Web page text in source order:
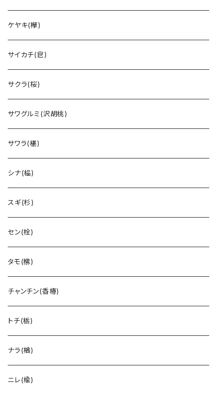
ケヤキ(欅)
サイカチ(皀)
サクラ(桜)
サワグルミ(沢胡桃)
サワラ(椹)
シナ(榀)
スギ(杉)
セン(栓)
タモ(梻)
チャンチン(香椿)
トチ(栃)
ナラ(楢)
ニレ(楡)